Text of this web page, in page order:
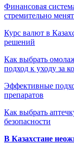
Финансовая
стремительно
Курс валют в
решений
Как выбрать
подход к уходу за
Эффективные
препаратов
Как выбрать
безопасности
В Казахстане